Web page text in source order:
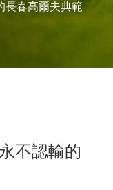
長春高爾夫典範
不認輸的